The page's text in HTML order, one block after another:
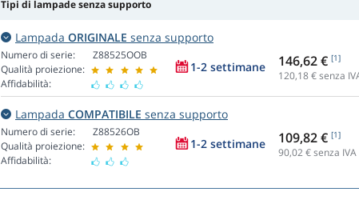
Tipi di lampade senza supporto
Lampada ORIGINALE senza supporto
Numero di serie:
Qualità proiezione:
Affidabilità:
Z88525OOB
1-2 settimane 146,62 € [1]
120,18€ senza
Lampada COMPATIBILE senza supporto
Numero di serie:
Qualità proiezione:
Affidabilità:
Z88526OB
1-2 settimane 109,82 € [1]
90,02€ senza IVA